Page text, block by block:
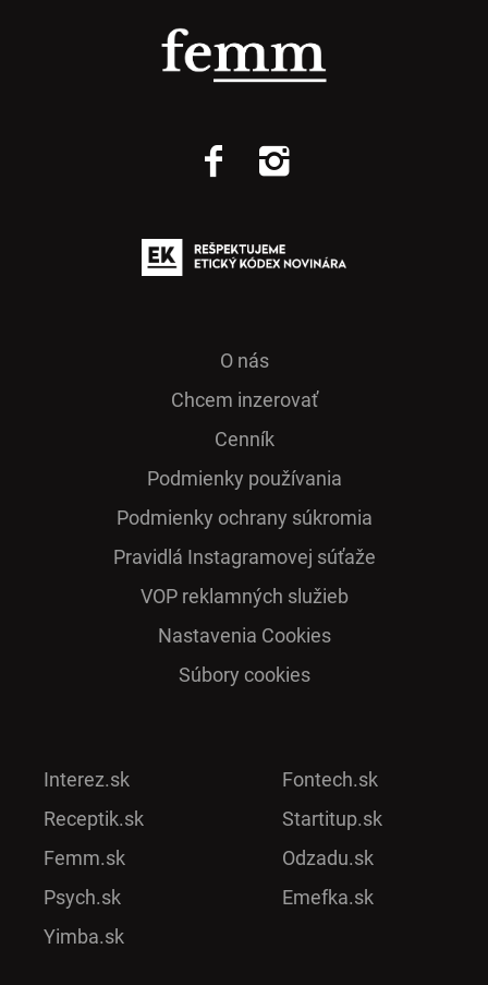
O nás
Chcem inzerovať
Cenník
Podmienky používania
Podmienky ochrany súkromia
Pra­vidlá Ins­ta­gra­mo­vej sú­ťaže
VOP reklamných služieb
Nastavenia Cookies
Súbory cookies
Interez.sk
Receptik.sk
Femm.sk
Psych.sk
Yimba.sk
Fontech.sk
Startitup.sk
Odzadu.sk
Emefka.sk